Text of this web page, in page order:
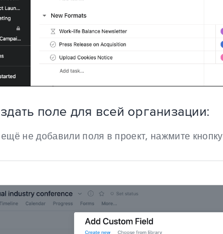
поле для всей организации:
не добавили поля в проект, нажмите кнопку